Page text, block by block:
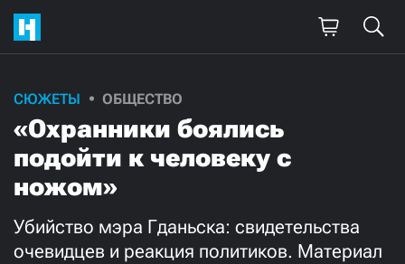
СЮЖЕТЫ ОБЩЕСТВО
«Охранники боялись
подойти к человеку с
ножом»
Убийство мэра Гданьска: свидетельства
очевидцев и реакция политиков. Материал
Поддержите
нашу работу!
Ежемесячно Разово
3000 1000